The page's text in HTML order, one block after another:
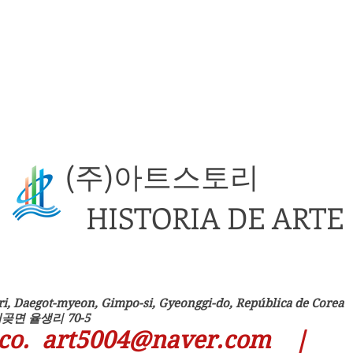
(주)아트스토리
HISTORIA DE ARTE
myeon, Gimpo-si, Gyeonggi-do, República de Corea
생리 70-5
art5004@naver.com｜